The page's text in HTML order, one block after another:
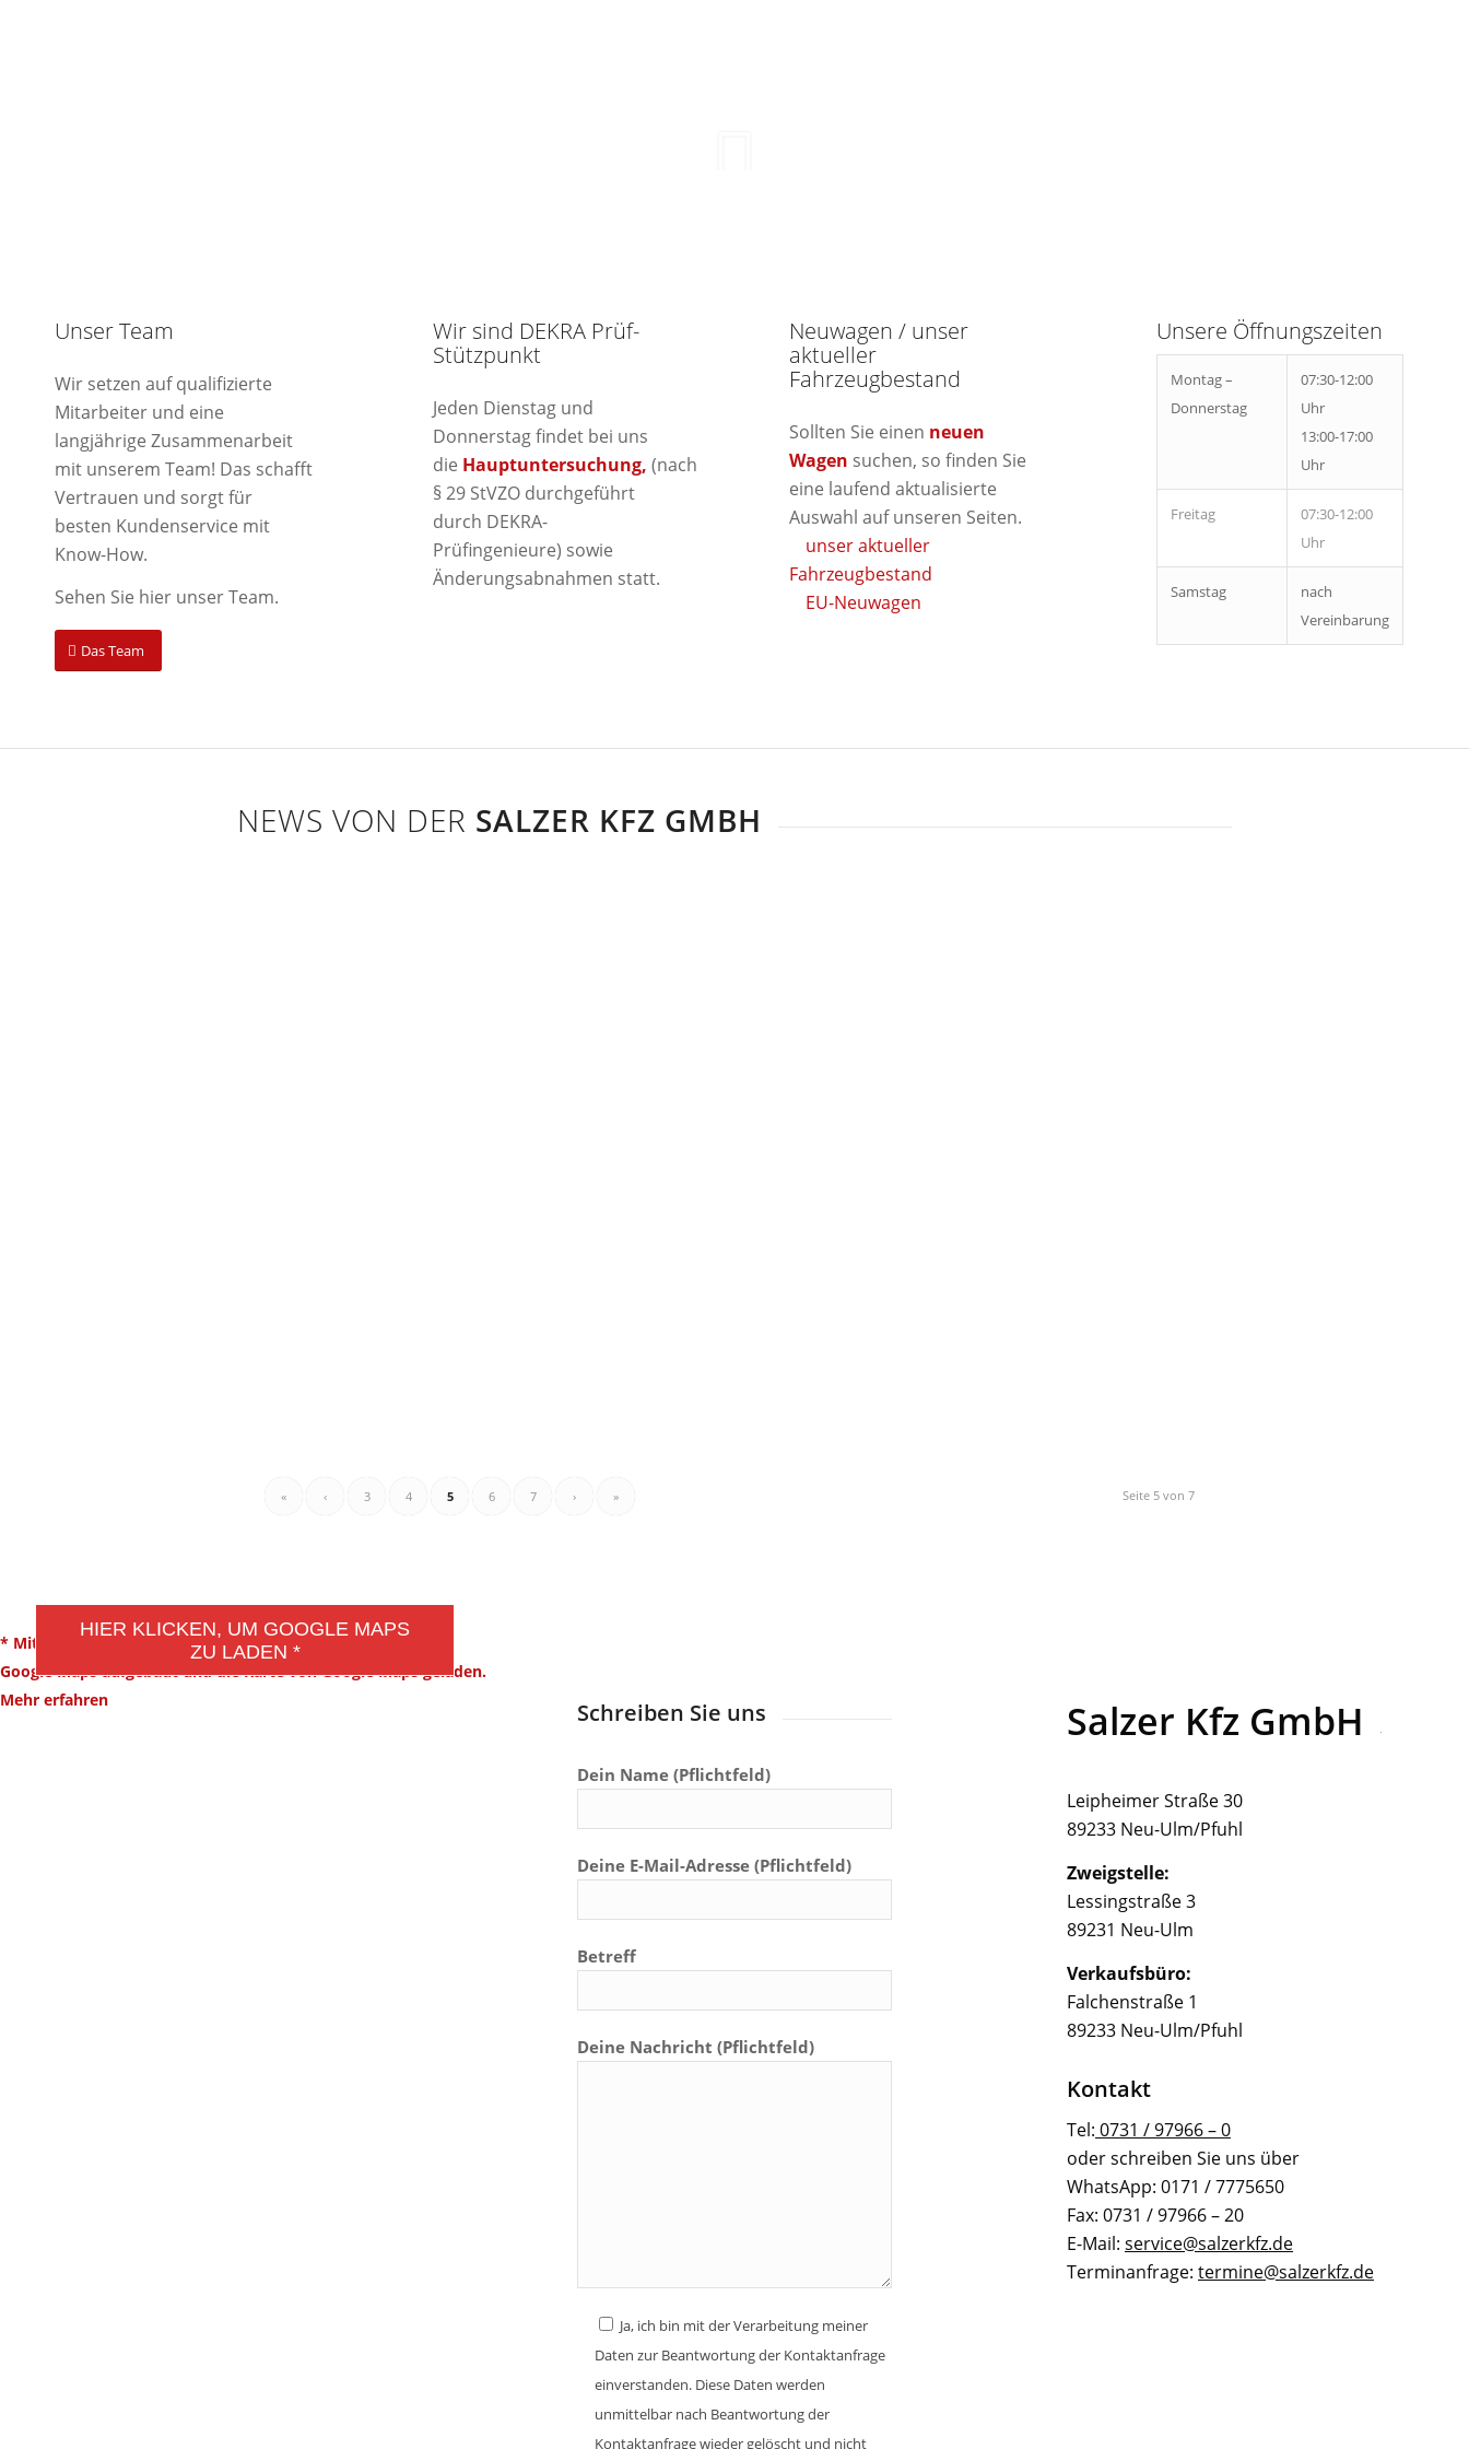
Unser Team
Wir setzen auf qualifizierte
Mitarbeiter und eine
langjährige Zusammenarbeit
mit unserem Team! Das schafft
Vertrauen und sorgt für
besten Kundenservice mit
Know-How.
Sehen Sie hier unser Team.
Das Team
Wir sind DEKRA Prüf-
Stützpunkt
Jeden Dienstag und
Donnerstag findet bei uns
die Hauptuntersuchung, (nach
§ 29 StVZO durchgeführt
durch DEKRA-
Prüfingenieure) sowie
Änderungsabnahmen statt.
Neuwagen / unser
aktueller
Fahrzeugbestand
Sollten Sie einen neuen
Wagen suchen, so finden Sie
eine laufend aktualisierte
Auswahl auf unseren Seiten.
unser aktueller
Fahrzeugbestand
EU-Neuwagen
Unsere Öffnungszeiten
Montag –
Donnerstag
07:30-12:00
Uhr
13:00-17:00
Uhr
Freitag
07:30-12:00
Uhr
Samstag
nach
Vereinbarung
NEWS VON DER SALZER KFZ GMBH
Seite 5 von 7
« ‹ 3 4 5 6 7 › »
HIER KLICKEN, UM GOOGLE MAPS
ZU LADEN *
* Mit dem Klick auf diesen Button wird eine Verbindung zu
Google Maps aufgebaut und die Karte von Google Maps geladen.
Mehr erfahren
Schreiben Sie uns
Dein Name (Pflichtfeld)
Deine E-Mail-Adresse (Pflichtfeld)
Betreff
Deine Nachricht (Pflichtfeld)
Ja, ich bin mit der Verarbeitung meiner
Daten zur Beantwortung der Kontaktanfrage
einverstanden. Diese Daten werden
unmittelbar nach Beantwortung der
Kontaktanfrage wieder gelöscht und nicht
Salzer Kfz GmbH
Leipheimer Straße 30
89233 Neu-Ulm/Pfuhl
Zweigstelle:
Lessingstraße 3
89231 Neu-Ulm
Verkaufsbüro:
Falchenstraße 1
89233 Neu-Ulm/Pfuhl
Kontakt
Tel: 0731 / 97966 – 0
oder schreiben Sie uns über
WhatsApp: 0171 / 7775650
Fax: 0731 / 97966 – 20
E-Mail: service@salzerkfz.de
Terminanfrage: termine@salzerkfz.de